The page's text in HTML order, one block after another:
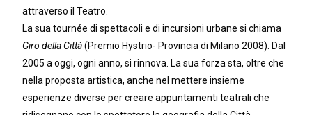
attraverso il Teatro.
La sua tournée di spettacoli e di incursioni urbane si chiama
Giro della Città(Premio Hystrio- Provincia di Milano 2008). Dal
2005 a oggi, ogni anno, si rinnova. La sua forza sta, oltre che
nella proposta artistica, anche nel mettere insieme
esperienze diverse per creare appuntamenti teatrali che